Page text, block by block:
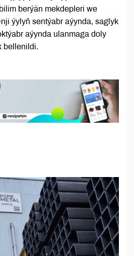
berýän mekdepleri we
ýylyň sentýabr aýynda, saglyk
aýynda ulanmaga doly
bellenildi.